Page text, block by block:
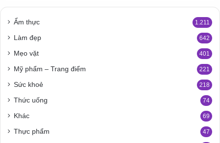
Ẩm thực 1.211
Làm đẹp 642
Mẹo vặt 401
Mỹ phẩm – Trang điểm 221
Sức khoẻ 218
Thức uống 74
Khác 69
Thực phẩm 47